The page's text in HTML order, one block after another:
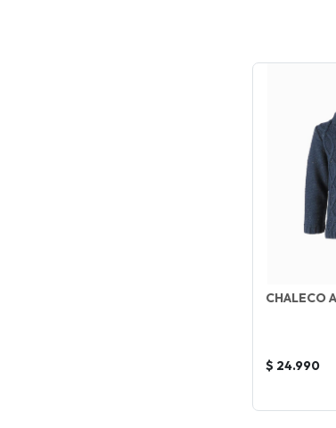
CHALECO
$ 24.990